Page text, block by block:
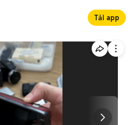
Tải app